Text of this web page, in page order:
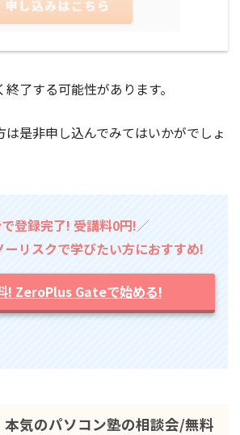
了する可能性があります。
是非申し込んでみてはいかがでしょ
登録完了! 受講料0円!／
ーリスクで学びたい方におすすめ!
! ZeroPlus Gateで始める!
本気のパソコン塾の相談会/無料